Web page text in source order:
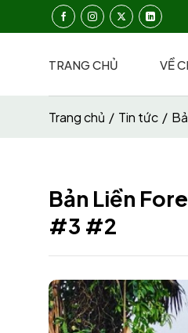
TRANG CHỦ VỀ
Trang chủ / Tin tức /
Bản Liền
#3 #2